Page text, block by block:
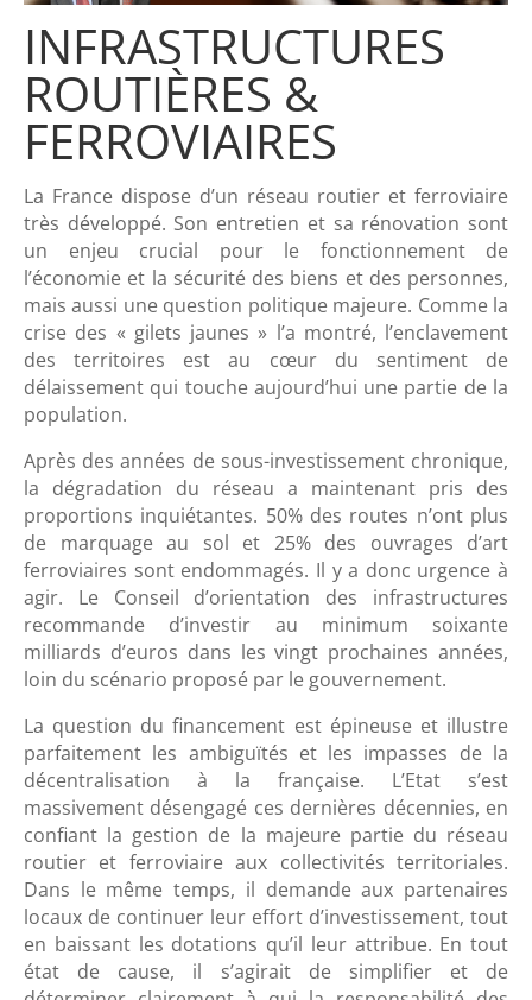
INFRASTRUCTURES
ROUTIÈRES &
FERROVIAIRES
La France dispose d’un réseau routier et ferroviaire
très développé. Son entretien et sa rénovation sont
un enjeu crucial pour le fonctionnement de
l’économie et la sécurité des biens et des personnes,
mais aussi une question politique majeure. Comme la
crise des « gilets jaunes » l’a montré, l’enclavement
des territoires est au cœur du sentiment de
délaissement qui touche aujourd’hui une partie de la
population.
Après des années de sous-investissement chronique,
la dégradation du réseau a maintenant pris des
proportions inquiétantes. 50% des routes n’ont plus
de marquage au sol et 25% des ouvrages d’art
ferroviaires sont endommagés. Il y a donc urgence à
agir. Le Conseil d’orientation des infrastructures
recommande d’investir au minimum soixante
milliards d’euros dans les vingt prochaines années,
loin du scénario proposé par le gouvernement.
La question du financement est épineuse et illustre
parfaitement les ambiguïtés et les impasses de la
décentralisation à la française. L’Etat s’est
massivement désengagé ces dernières décennies, en
confiant la gestion de la majeure partie du réseau
routier et ferroviaire aux collectivités territoriales.
Dans le même temps, il demande aux partenaires
locaux de continuer leur effort d’investissement, tout
en baissant les dotations qu’il leur attribue. En tout
état de cause, il s’agirait de simplifier et de